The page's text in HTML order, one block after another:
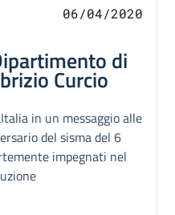
06/04/2020
di
Curcio
in un messaggio alle
del sisma del 6
impegnati nel